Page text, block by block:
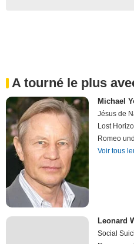
A tourné le plus
Michael
Jésus de
Lost
Romeo
Voir tous
Leonard
Social